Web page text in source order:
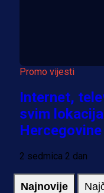
Promo vijesti
Internet,
svim
Hercegovine
2 sedmica 2 dan
Najnovije